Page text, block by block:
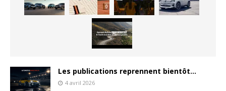
Les publications reprennent bientôt…
4 avril 2026